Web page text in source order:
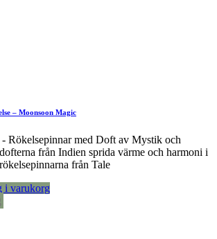
– Moonsoon Magic
Rökelsepinnar med Doft av Mystik och
från Indien sprida värme och harmoni i
från Tale
i varukorg